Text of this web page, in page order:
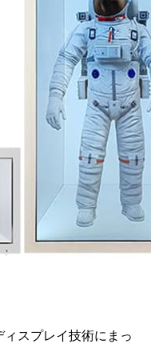
ィスプレイ技術にまっ